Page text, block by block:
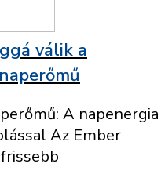
válik a
A napenergia
Az Ember